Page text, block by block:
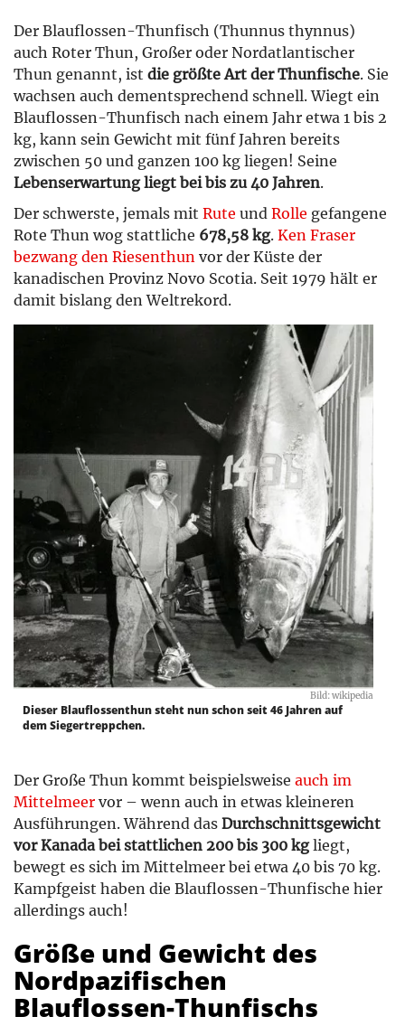
Weißer
1,40 m 60 kg
Thunfisch
1,10 m 20 kg
Der Blauflossen-Thunfisch (Thunnus thynnus)
auch Roter Thun, Großer oder Nordatlantischer
Thun genannt, ist die größte Art der Thunfische. Sie
wachsen auch dementsprechend schnell. Wiegt ein
Blauflossen-Thunfisch nach einem Jahr etwa 1 bis 2
kg, kann sein Gewicht mit fünf Jahren bereits
zwischen 50 und ganzen 100 kg liegen! Seine
Lebenserwartung liegt bei bis zu 40 Jahren.
Der schwerste, jemals mit Rute und Rolle gefangene
Rote Thun wog stattliche 678,58 kg. Ken Fraser
bezwang den Riesenthun vor der Küste der
kanadischen Provinz Novo Scotia. Seit 1979 hält er
damit bislang den Weltrekord.
Bild: wikipedia
Dieser Blauflossenthun steht nun schon seit 46 Jahren auf
dem Siegertreppchen.
Der Große Thun kommt beispielsweise auch im
Mittelmeer vor – wenn auch in etwas kleineren
Ausführungen. Während das Durchschnittsgewicht
vor Kanada bei stattlichen 200 bis 300 kgliegt,
bewegt es sich im Mittelmeer bei etwa 40 bis 70 kg.
Kampfgeist haben die Blauflossen-Thunfische hier
allerdings auch!
Größe und Gewicht des
Nordpazifischen
Blauflossen-Thunfischs